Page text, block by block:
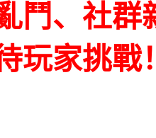
鬥、 社群
玩家挑戰